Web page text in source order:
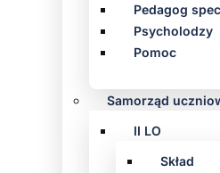
Pedagog
Psycholodzy
Pomoc
Samorząd
II LO
Skład